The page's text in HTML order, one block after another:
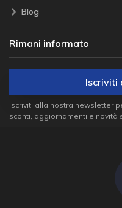
Blog
Rimani informato
Iscriviti
Iscriviti alla nostra newsletter
sconti, aggiornamenti e novità